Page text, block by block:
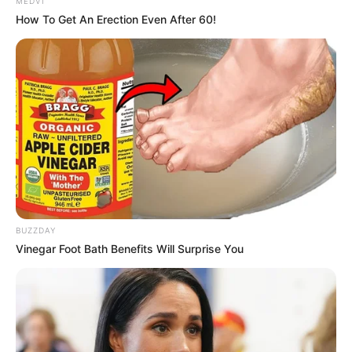
Προσθήκη το newstok.gr στην Google
Ανακαλύψτε περισσότερα άρθρα στα αποτελέσματα
αναζήτησης.
How To Get An Erection Even After 60!
BUZZDAY
Vinegar Foot Bath Benefits Will Surprise You